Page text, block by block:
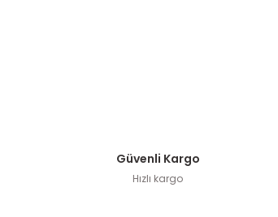
Güvenli Kargo
Hızlı kargo